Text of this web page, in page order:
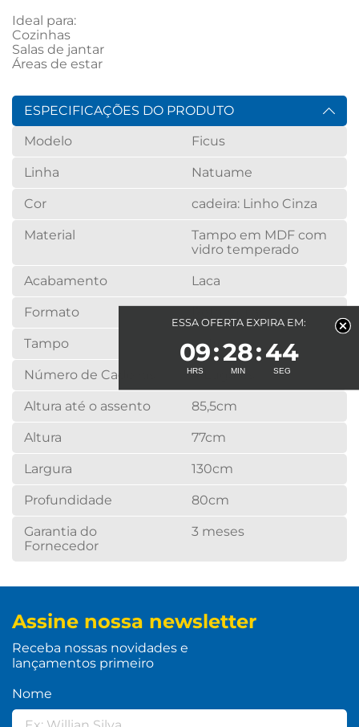
Ideal para:
Cozinhas
Salas de jantar
Áreas de estar
ESPECIFICAÇÕES DO PRODUTO
Modelo
Ficus
Linha Natuame
Cor cadeira: Linho Cinza
Material
Tampo em MDF com
vidro temperado
Acabamento Laca
Formato
Tampo Vidro
Número de Cadeiras 4 Lugares
Altura até o assento 85,5cm
Altura 77cm
Largura 130cm
Profundidade 80cm
Garantia do
Fornecedor
3 meses
Assine nossa newsletter
Receba nossas novidades e
lançamentos primeiro
Nome
ESSA OFERTA EXPIRA EM:
09 28 42